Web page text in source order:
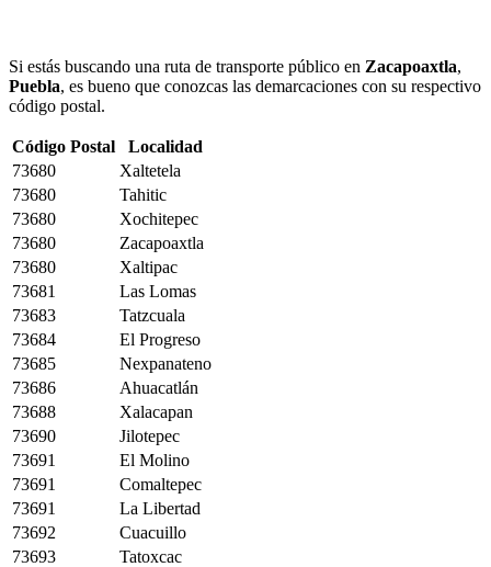
Si estás buscando una ruta de transporte público en Zacapoaxtla,
Puebla, es bueno que conozcas las demarcaciones con su respectivo
código postal.
Código Postal
Localidad
73680
Xaltetela
73680
Tahitic
73680
Xochitepec
73680
Zacapoaxtla
73680
Xaltipac
73681
Las Lomas
73683
Tatzcuala
73684
El Progreso
73685
Nexpanateno
73686
Ahuacatlán
73688
Xalacapan
73690
Jilotepec
73691
El Molino
73691
Comaltepec
73691
La Libertad
73692
Cuacuillo
73693
Tatoxcac